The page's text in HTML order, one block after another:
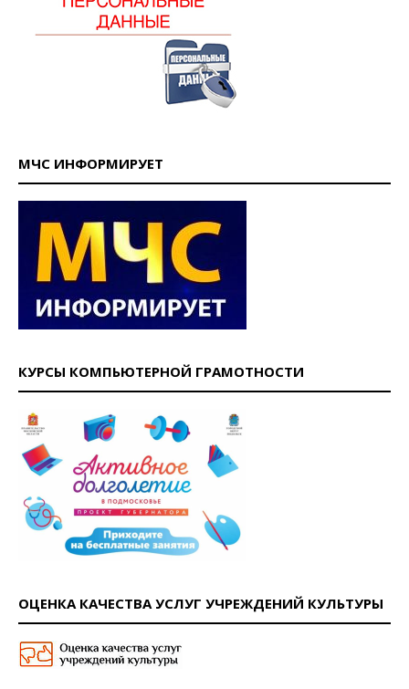
МЧС ИНФОРМИРУЕТ
КУРСЫ КОМПЬЮТЕРНОЙ ГРАМОТНОСТИ
ОЦЕНКА КАЧЕСТВА УСЛУГ УЧРЕЖДЕНИЙ КУЛЬТУРЫ